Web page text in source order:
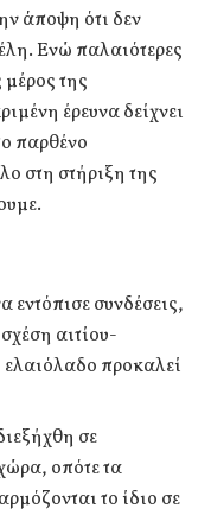
άποψη ότι δεν
Ενώ παλαιότερες
της
έρευνα δείχνει
παρθένο
στη στήριξη της
εντόπισε συνδέσεις,
αιτίου-
προκαλεί
σε
οπότε τα
το ίδιο σε